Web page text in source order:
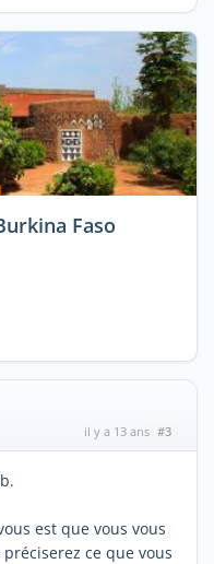
Faso
il y a 13 ans #3
est que vous vous
ce que vous